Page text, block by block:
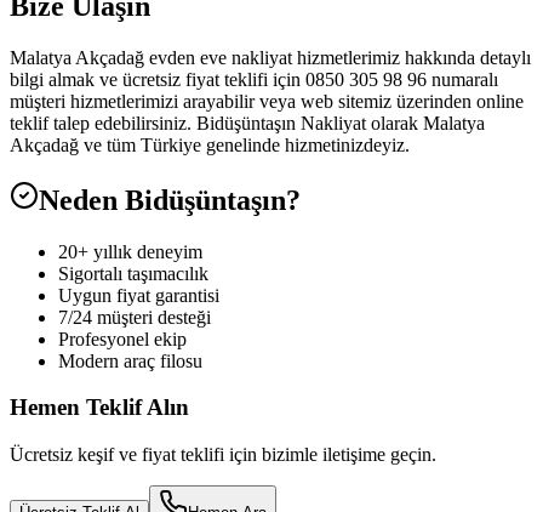
Malatya Akçadağ evden eve nakliyat hizmetlerimiz hakkında detaylı
bilgi almak ve ücretsiz fiyat teklifi için 0850 305 98 96 numaralı
müşteri hizmetlerimizi arayabilir veya web sitemiz üzerinden online
teklif talep edebilirsiniz. Bidüşüntaşın Nakliyat olarak Malatya
Akçadağ ve tüm Türkiye genelinde hizmetinizdeyiz.
Neden Bidüşüntaşın?
20+ yıllık deneyim
Sigortalı taşımacılık
Uygun fiyat garantisi
7/24 müşteri desteği
Profesyonel ekip
Modern araç filosu
Hemen Teklif Alın
Ücretsiz keşif ve fiyat teklifi için bizimle iletişime geçin.